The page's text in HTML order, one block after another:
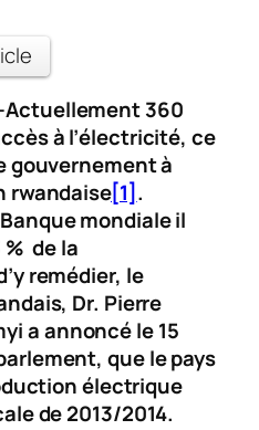
Actuellement 360
à l’électricité, ce
gouvernement à
rwandaise[1].
mondiale il
% de la
remédier, le
Dr. Pierre
a annoncé le 15
que le pays
électrique
de 2013/2014.